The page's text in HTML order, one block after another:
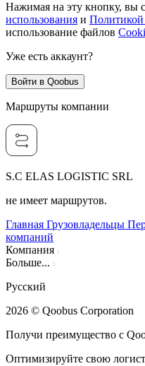
Нажимая на эту кнопку, вы
использования и Политикой
использование файлов
Уже есть аккаунт?
Войти в Qoobus
Маршруты компании
S.C ELAS LOGISTIC SRL
не имеет маршрутов.
Главная Грузовладельцы
компаний
Компания
Больше...
Русский
2026 © Qoobus Corporation
Получи преимущество с
Оптимизируйте свою